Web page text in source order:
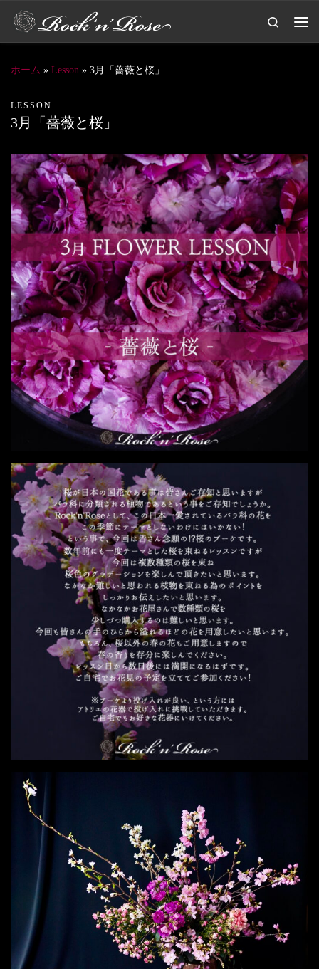
コンテンツへスキップ
Search
ホーム » Lesson » 3月「薔薇と桜」
LESSON
3月「薔薇と桜」